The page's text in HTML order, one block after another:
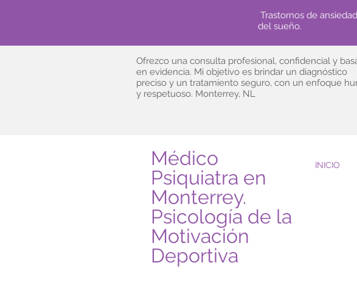
Trastornos de
del sueño.
Ofrezco una consulta profesional, confidencial y
en evidencia. Mi objetivo es brindar un diagnóstico
preciso y un tratamiento seguro, con un enfoque
y respetuoso. Monterrey, NL
Médico
Psiquiatra en
Monterrey.
Psicología de la
Motivación
Deportiva
INICIO